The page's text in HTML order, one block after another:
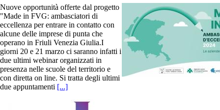
Nuove opportunità offerte dal progetto
"Made in FVG: ambasciatori di
eccellenza per entrare in contatto con
alcune delle imprese di punta che
operano in Friuli Venezia Giulia.I
giorni 20 e 21 marzo ci saranno infatti i
due ultimi webinar organizzati in
presenza nelle scuole del territorio e
con diretta on line. Si tratta degli ultimi
due appuntamenti [...]